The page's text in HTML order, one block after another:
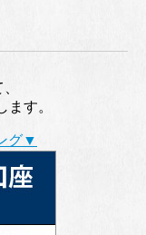
す。
グ▼